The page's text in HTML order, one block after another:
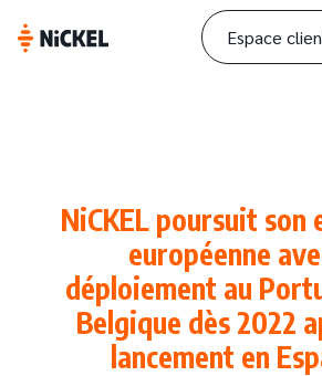
Espace
NiCKEL poursuit son
européenne
déploiement au
Belgique dès 2022
lancement en